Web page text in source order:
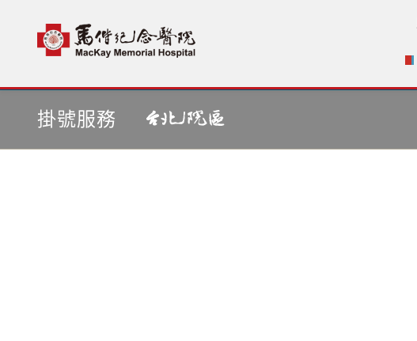
掛號服務